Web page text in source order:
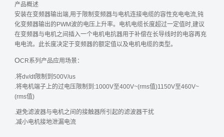
产品概述
安装在变频器输出端,用于限制变频器与电机连接电缆的容性充电电流,钝
化变频器输出的PWM波的电压上升率。电机电缆长度超过一定值时,建议
在变频器与电机之间插入一个电机电抗器用于补偿在长导线时的电容再充
电电流。此长度决定于变频器的额定值以及电机电缆的类型。
OCR系列产品应用场景：
.将dv/dt限制到500V/us
.将电机端子上的过电压限制到:1000V至400V~(rms值)1150V至460V~
(rms值)
.避免滤波器与电机之间的接触器所引起的滤波器干扰
.减小电机接地泄漏电流